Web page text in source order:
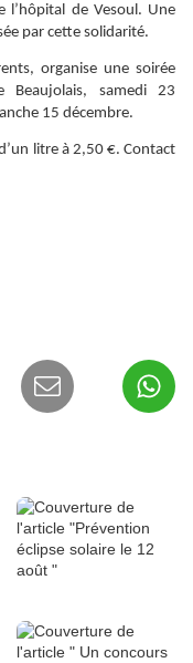
l’hôpital de Vesoul. Une
par cette solidarité.
organise une soirée
Beaujolais, samedi 23
15 décembre.
litre à 2,50 €. Contact